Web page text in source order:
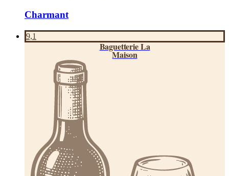
Charmant
9,1
Baguetterie La
Maison